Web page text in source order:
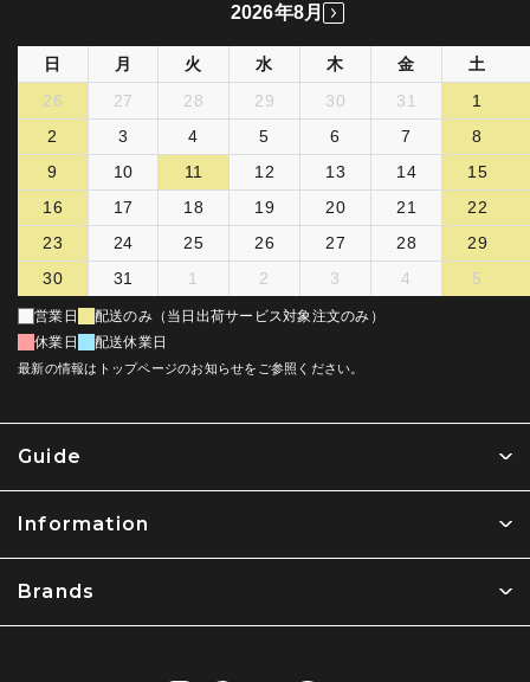
Guide
Information
Brands
2026年8月
日 月 火 水 木 金
土
26
27 28 29 30 31
1
2
3 4 5 6 7
8
9
10 11 12 13 14
15
16
17 18 19 20 21
22
23
24 25 26 27 28
29
30
31 1 2 3 4 5
営業日
配送のみ（当日出荷サービス対象注文のみ）
休業日
配送休業日
最新の情報はトップページのお知らせをご参照ください。